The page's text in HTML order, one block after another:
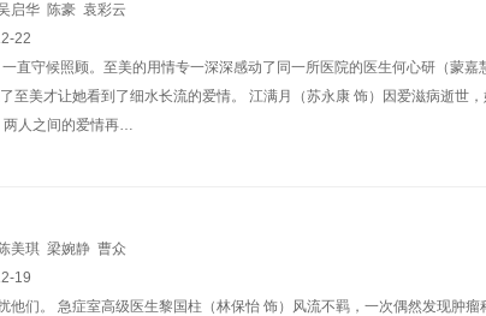
启华 陈豪 袁彩云
22
直守候照顾。至美的用情专一深深感动了同一所医院的医生何心研（蒙嘉
至美才让她看到了细水长流的爱情。 江满月（苏永康 饰）因爱滋病逝世，
两人之间的爱情再…
美琪 梁婉静 曹众
19
们。 急症室高级医生黎国柱（林保怡 饰）风流不羁，一次偶然发现肿瘤